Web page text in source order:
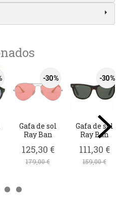
-30 %
Gafa de sol
Ray Ban
125,30 €
179,00 €
-30 %
Gafa de sol
Ray Ban
111,30 €
159,00 €